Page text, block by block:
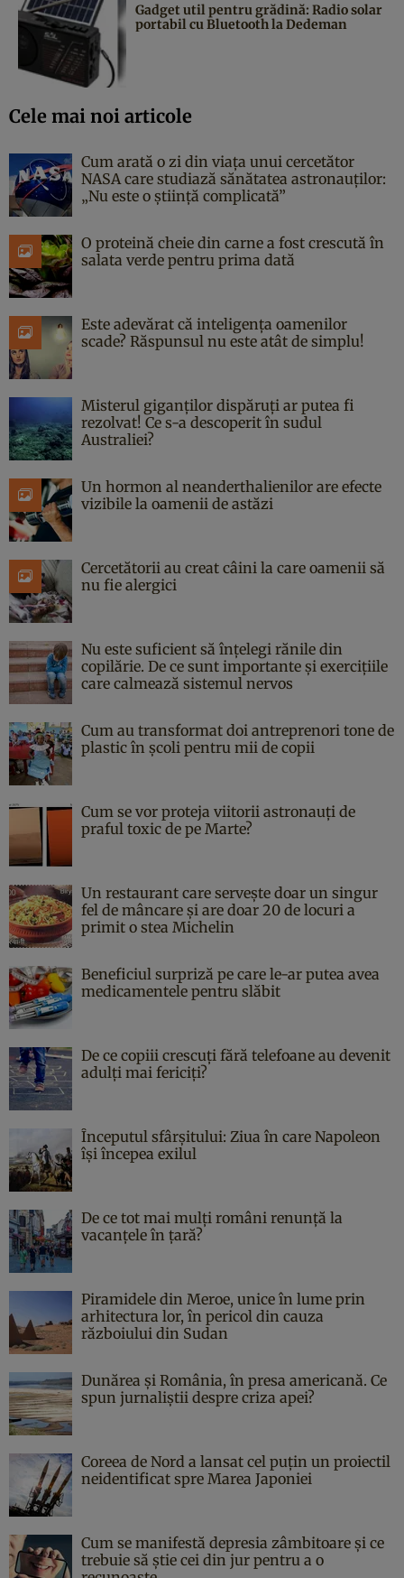
Gadget util pentru grădină: Radio solar
portabil cu Bluetooth la Dedeman
Cele mai noi articole
Cum arată o zi din viața unui cercetător
NASA care studiază sănătatea astronauților:
„Nu este o știință complicată”
O proteină cheie din carne a fost crescută în
salata verde pentru prima dată
Este adevărat că inteligența oamenilor
scade? Răspunsul nu este atât de simplu!
Misterul giganților dispăruți ar putea fi
rezolvat! Ce s-a descoperit în sudul
Australiei?
Un hormon al neanderthalienilor are efecte
vizibile la oamenii de astăzi
Cercetătorii au creat câini la care oamenii să
nu fie alergici
Nu este suficient să înțelegi rănile din
copilărie. De ce sunt importante și exercițiile
care calmează sistemul nervos
Cum au transformat doi antreprenori tone de
plastic în școli pentru mii de copii
Cum se vor proteja viitorii astronauți de
praful toxic de pe Marte?
Un restaurant care servește doar un singur
fel de mâncare și are doar 20 de locuri a
primit o stea Michelin
Beneficiul surpriză pe care le-ar putea avea
medicamentele pentru slăbit
De ce copiii crescuți fără telefoane au devenit
adulți mai fericiți?
Începutul sfârşitului: Ziua în care Napoleon
îşi începea exilul
De ce tot mai mulți români renunță la
vacanțele în țară?
Piramidele din Meroe, unice în lume prin
arhitectura lor, în pericol din cauza
războiului din Sudan
Dunărea și România, în presa americană. Ce
spun jurnaliștii despre criza apei?
Coreea de Nord a lansat cel puțin un proiectil
neidentificat spre Marea Japoniei
Cum se manifestă depresia zâmbitoare și ce
trebuie să știe cei din jur pentru a o